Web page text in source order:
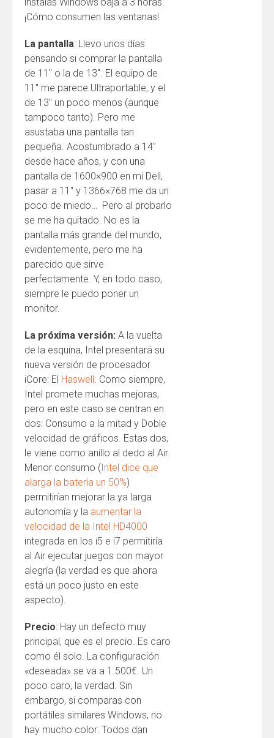
¡Cómo consumen las ventanas!
La pantalla: Llevo unos días
pensando si comprar la pantalla
de 11″ o la de 13″. El equipo de
11″ me parece Ultraportable, y el
de 13″ un poco menos (aunque
tampoco tanto). Pero me
asustaba una pantalla tan
pequeña. Acostumbrado a 14″
desde hace años, y con una
pantalla de 1600×900 en mi Dell,
pasar a 11″ y 1366×768 me da un
poco de miedo… Pero al probarlo
se me ha quitado. No es la
pantalla más grande del mundo,
evidentemente, pero me ha
parecido que sirve
perfectamente. Y, en todo caso,
siempre le puedo poner un
monitor.
La próxima versión: A la vuelta
de la esquina, Intel presentará su
nueva versión de procesador
iCore: El Haswell. Como siempre,
Intel promete muchas mejoras,
pero en este caso se centran en
dos: Consumo a la mitad y Doble
velocidad de gráficos. Estas dos,
le viene como anillo al dedo al Air.
Menor consumo (Intel dice que
alarga la batería un 50%)
permitirían mejorar la ya larga
autonomía y la aumentar la
velocidad de la Intel HD4000
integrada en los i5 e i7 permitiría
al Air ejecutar juegos con mayor
alegría (la verdad es que ahora
está un poco justo en este
aspecto).
Precio: Hay un defecto muy
principal, que es el precio. Es caro
como él solo. La configuración
«deseada» se va a 1.500€. Un
poco caro, la verdad. Sin
embargo, si comparas con
portátiles similares Windows, no
hay mucho color: Todos dan